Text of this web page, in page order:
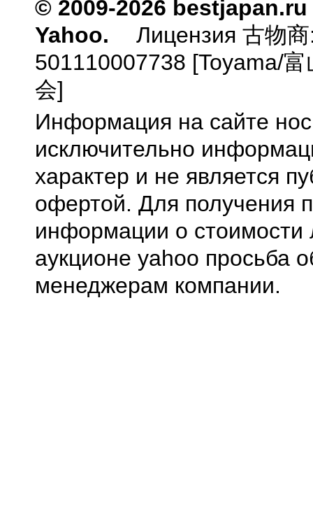
© 2009-2026
Yahoo.
Лицензия 古物
501110007738 [Toyama/
会]
Информация на сайте
исключительно
характер и не является
офертой. Для получения
информации о стоимости
аукционе yahoo просьба
менеджерам компании.